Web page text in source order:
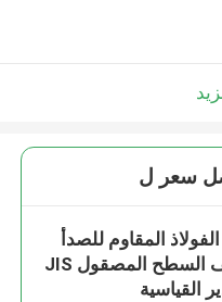
سعر ل
0.1 - 3mm الفولاذ المقاوم للصدأ
المبخر لفائف السطح المصقول JIS
القياسية